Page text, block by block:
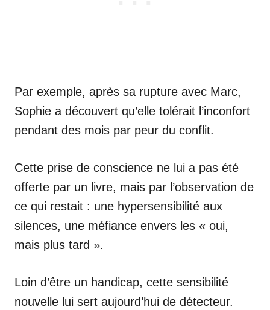
Par exemple, après sa rupture avec Marc,
Sophie a découvert qu’elle tolérait l’inconfort
pendant des mois par peur du conflit.
Cette prise de conscience ne lui a pas été
offerte par un livre, mais par l’observation de
ce qui restait : une hypersensibilité aux
silences, une méfiance envers les « oui,
mais plus tard ».
Loin d’être un handicap, cette sensibilité
nouvelle lui sert aujourd’hui de détecteur.